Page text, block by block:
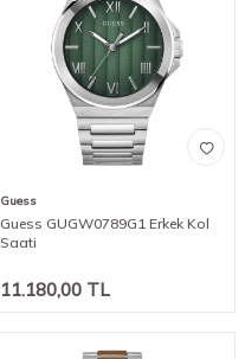
Guess
Guess GUGW0789G1 Erkek Kol
Saati
11.180,00 TL